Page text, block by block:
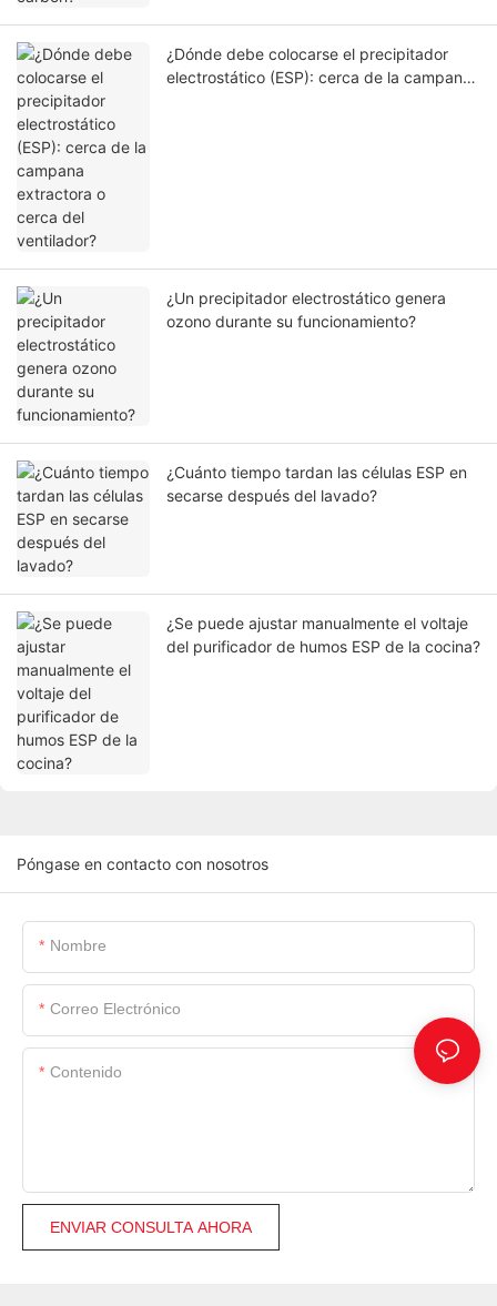
¿Dónde debe colocarse el precipitador
electrostático (ESP): cerca de la campana
¿Un precipitador electrostático genera
ozono durante su funcionamiento?
¿Cuánto tiempo tardan las células ESP en
secarse después del lavado?
¿Se puede ajustar manualmente el voltaje
del purificador de humos ESP de la cocina?
Póngase en contacto con nosotros
Nombre
Correo Electrónico
Contenido
ENVIAR CONSULTA AHORA